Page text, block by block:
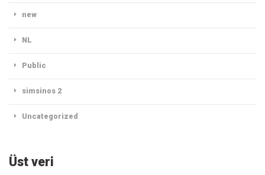
new
NL
Public
simsinos 2
Uncategorized
Üst veri